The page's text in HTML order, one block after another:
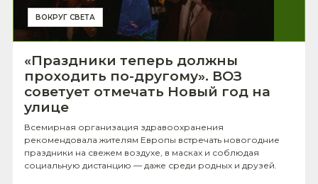
ВОКРУГ СВЕТА
«Праздники теперь должны
проходить по-другому». ВОЗ
советует отмечать Новый год на
улице
Всемирная организация здравоохранения
рекомендовала жителям Европы встречать новогодние
праздники на свежем воздухе, в масках и соблюдая
социальную дистанцию — даже среди родных и друзей.